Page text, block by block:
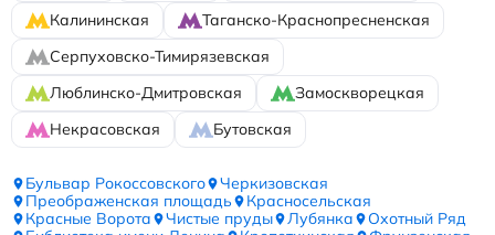
Калининская
Таганско-Краснопресненская
Серпуховско-Тимирязевская
Люблинско-Дмитровская
Замоскворецкая
Некрасовская
Бутовская
Бульвар Рокоссовского
Черкизовская
Преображенская площадь
Красносельская
Красные Ворота
Чистые пруды Лубянка
Охотный Ряд